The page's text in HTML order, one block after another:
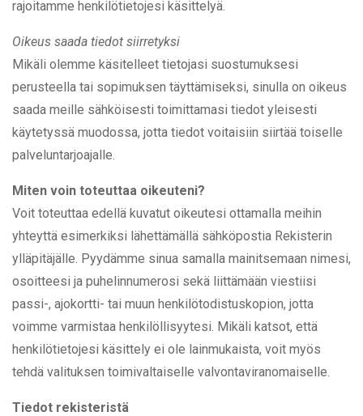
rajoitamme henkilötietojesi käsittelyä.
Oikeus saada tiedot siirretyksi
Mikäli olemme käsitelleet tietojasi suostumuksesi
perusteella tai sopimuksen täyttämiseksi, sinulla on oikeus
saada meille sähköisesti toimittamasi tiedot yleisesti
käytetyssä muodossa, jotta tiedot voitaisiin siirtää toiselle
palveluntarjoajalle.
Miten voin toteuttaa oikeuteni?
Voit toteuttaa edellä kuvatut oikeutesi ottamalla meihin
yhteyttä esimerkiksi lähettämällä sähköpostia Rekisterin
ylläpitäjälle. Pyydämme sinua samalla mainitsemaan nimesi,
osoitteesi ja puhelinnumerosi sekä liittämään viestiisi
passi-, ajokortti- tai muun henkilötodistuskopion, jotta
voimme varmistaa henkilöllisyytesi. Mikäli katsot, että
henkilötietojesi käsittely ei ole lainmukaista, voit myös
tehdä valituksen toimivaltaiselle valvontaviranomaiselle.
Tiedot rekisteristä